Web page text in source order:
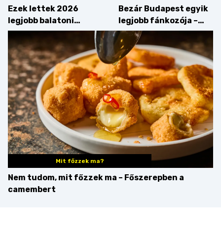
Ezek lettek 2026
legjobb balatoni
strandételei –
végigkóstoltuk a
győzteseket
Bezár Budapest egyik
legjobb fánkozója –
búcsúzik a Pampushka
Mit főzzek ma?
Nem tudom, mit főzzek ma – Főszerepben a
camembert